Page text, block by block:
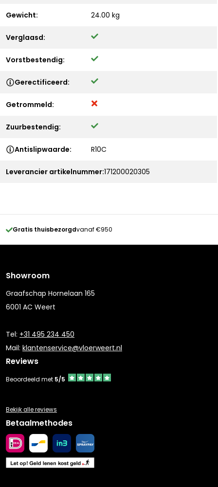
Gewicht: 24.00 kg
Verglaasd:
Vorstbestendig:
Gerectificeerd:
Getrommeld:
Zuurbestendig:
Antislipwaarde: R10C
Leverancier artikelnummer:171200020305
Gratis thuisbezorgdvanaf €950
Showroom
Graafschap Hornelaan 165
6001 AC Weert
Tel: +31 495 234 450
Mail: klantenservice@vloerweert.nl
Reviews
Beoordeeld met 5/5
Bekijk alle reviews
Betaalmethodes